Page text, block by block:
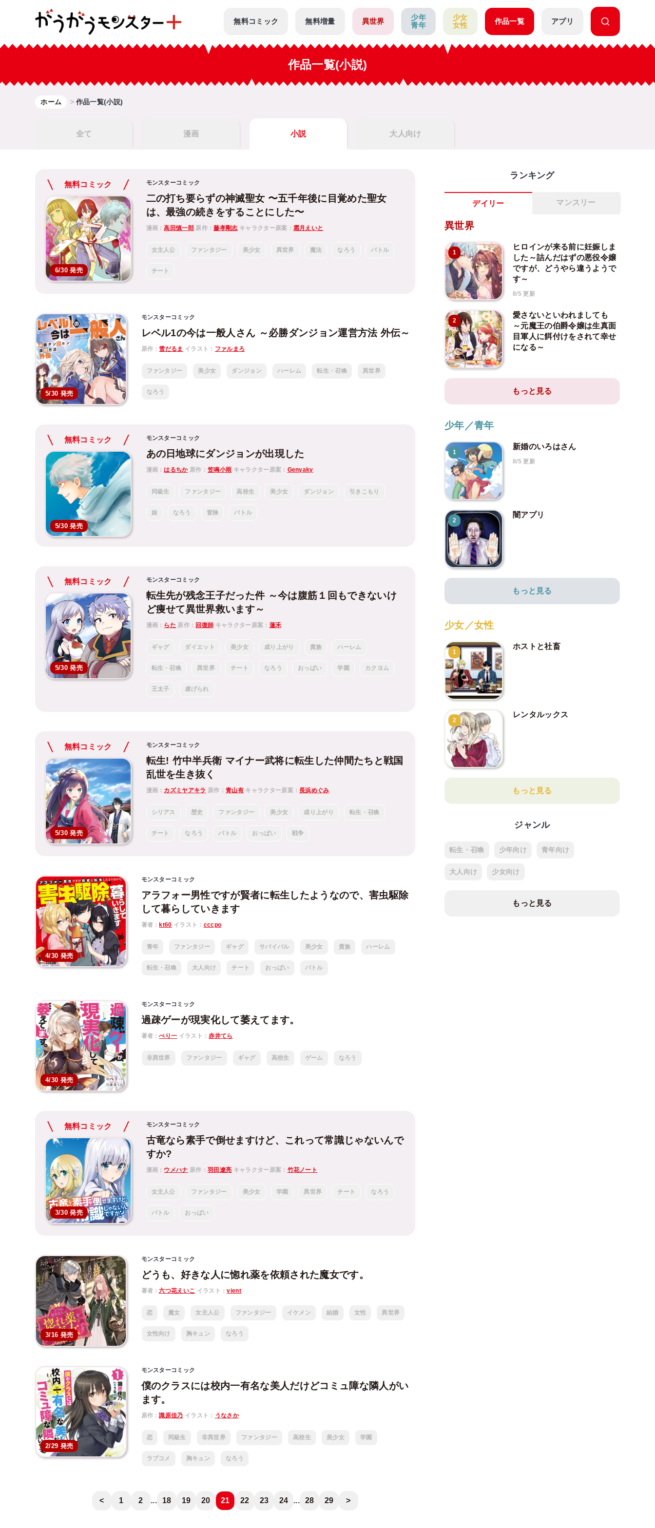
無料コミック 無料増量 異世界
少年
青年
少女
女性
作品一覧 アプリ
作品一覧(小説)
ホーム 作品一覧(小説)
全て 漫画 小説 大人向け
無料コミック
6/30 発売
モンスターコミック
二の打ち要らずの神滅聖女 〜五千年後に目覚めた聖女
は、最強の続きをすることにした〜
漫画：高田慎一郎 原作：藤孝剛志 キャラクター原案： 霜月えいと
女主人公 ファンタジー 美少女 異世界 魔法 なろう バトル
チート
5/30 発売
モンスターコミック
レベル1の今は一般人さん ～必勝ダンジョン運営方法 外伝～
原作： 雪だるま イラスト： ファルまろ
ファンタジー 美少女 ダンジョン ハーレム 転生・召喚 異世界
なろう
無料コミック
5/30 発売
モンスターコミック
あの日地球にダンジョンが出現した
漫画：はるちか原作：笠鳴小雨 キャラクター原案： Genyaky
同級生 ファンタジー 高校生 美少女 ダンジョン 引きこもり
妹 なろう 冒険 バトル
無料コミック
5/30 発売
モンスターコミック
転生先が残念王子だった件 ～今は腹筋１回もできないけ
ど痩せて異世界救います～
漫画： らた 原作： 回復師 キャラクター原案： 蓮禾
ギャグ ダイエット 美少女 成り上がり 貴族 ハーレム
転生・召喚 異世界 チート なろう おっぱい 学園 カクヨム
王太子 虐げられ
無料コミック
5/30 発売
モンスターコミック
転生! 竹中半兵衛 マイナー武将に転生した仲間たちと戦国
乱世を生き抜く
漫画： カズミヤアキラ 原作： 青山有キャラクター原案：長浜めぐみ
シリアス 歴史 ファンタジー 美少女 成り上がり 転生・召喚
チート なろう バトル おっぱい 戦争
4/30 発売
モンスターコミック
アラフォー男性ですが賢者に転生したようなので、害虫駆除
して暮らしていきます
著者： kt60 イラスト： cccpo
青年 ファンタジー ギャグ サバイバル 美少女 貴族 ハーレム
転生・召喚 大人向け チート おっぱい バトル
4/30 発売
モンスターコミック
過疎ゲーが現実化して萎えてます。
著者：ぺり一 イラスト：赤井てら
非異世界 ファンタジー ギャグ 高校生 ゲーム なろう
無料コミック
3/30 発売
モンスターコミック
古竜なら素手で倒せますけど、これって常識じゃないんで
すか?
漫画： ウメハナ 原作：羽田遼亮 キャラクター原案： 竹花ノート
女主人公 ファンタジー 美少女 学園 異世界 チート なろう
バトル おっぱい
3/16 発売
モンスターコミック
どうも、好きな人に惚れ薬を依頼された魔女です。
著者：六つ花えいこ イラスト：vient
恋 魔女 女主人公 ファンタジー イケメン 結婚 女性 異世界
女性向け 胸キュン なろう
2/29 発売
モンスターコミック
僕のクラスには校内一有名な美人だけどコミュ障な隣人がい
ます。
原作：識原佳乃 イラスト： うなさか
恋 同級生 非異世界 ファンタジー 高校生 美少女 学園
ラブコメ 胸キュン なろう
< 1 2 ... 18 19 20 21 22 23 24 ... 28 29 >
ランキング
デイリー マンスリー
異世界
1
ヒロインが来る前に妊娠しま
した～詰んだはずの悪役令嬢
ですが、どうやら違うようで
す～
8/5 更新
2
愛さないといわれましても
～元魔王の伯爵令嬢は生真面
目軍人に餌付けをされて幸せ
になる～
もっと見る
少年／青年
1
新婚のいろはさん
8/5 更新
2
闇アプリ
もっと見る
少女／女性
1
ホストと社畜
2
レンタルックス
もっと見る
ジャンル
転生・召喚 少年向け 青年向け
大人向け 少女向け
もっと見る